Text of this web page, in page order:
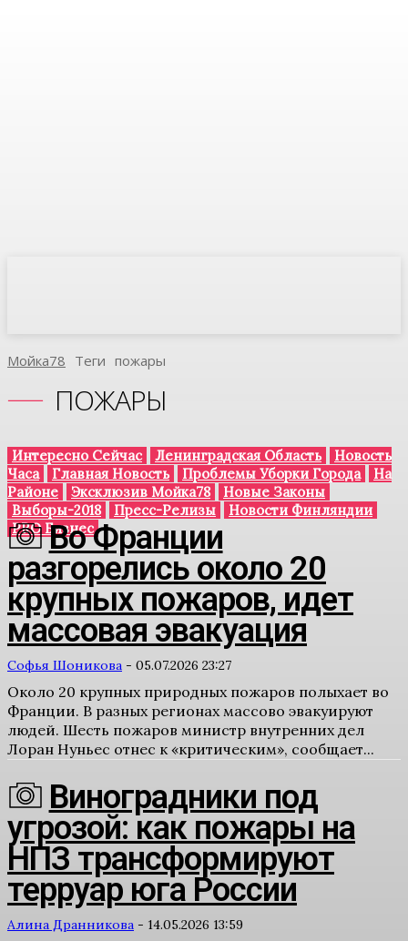
Мойка78 Теги Пожары
ПОЖАРЫ
Интересно Сейчас Ленинградская Область
Новость
Часа
Главная Новость Проблемы Уборки Города
На
Районе
Эксклюзив Мойка78
Новые Законы
Выборы-2018
Пресс-Релизы
Новости Финляндии
PRO Бизнес
Во Франции
разгорелись около 20
крупных пожаров, идет
массовая эвакуация
Софья Шоникова - 05.07.2026 23:27
Около 20 крупных природных пожаров полыхает во
Франции. В разных регионах массово эвакуируют
людей. Шесть пожаров министр внутренних дел
Лоран Нуньес отнес к «критическим», сообщает...
Виноградники под
угрозой: как пожары на
НПЗ трансформируют
терруар юга России
Алина Дранникова - 14.05.2026 13:59